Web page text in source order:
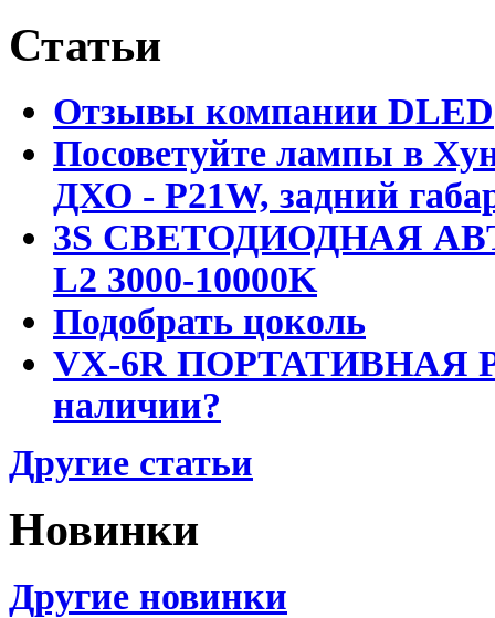
Статьи
Отзывы компании DLED
Посоветуйте лампы в
ДХО - P21W, задний
3S СВЕТОДИОДНАЯ
L2 3000-10000K
Подобрать цоколь
VX-6R ПОРТАТИВНАЯ
наличии?
Другие статьи
Новинки
Другие новинки